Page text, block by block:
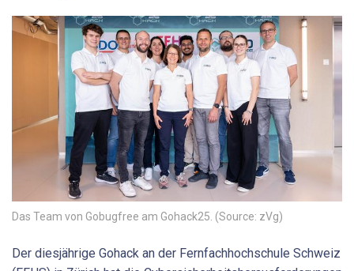
Das Team von Gobugfree am Gohack25. (Source: zVg)
Der diesjährige Gohack an der Fernfachhochschule Schweiz